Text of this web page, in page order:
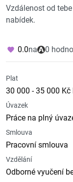
Vzdálenost od
nabídek.
0.0na 0
Plat
30 000 - 35 000 Kč
Úvazek
Práce na plný
Smlouva
Pracovní smlouva
Vzdělání
Odborné vyučení